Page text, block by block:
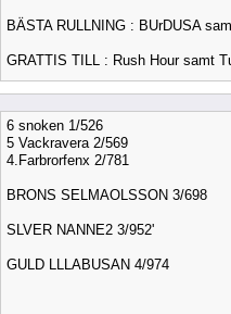
BÄSTA RULLNING : BUrDUSA
GRATTIS TILL : Rush Hour samt
6 snoken 1/526
5 Vackravera 2/569
4.Farbrorfenx 2/781
BRONS SELMAOLSSON 3/698
SLVER NANNE2 3/952'
GULD LLLABUSAN 4/974